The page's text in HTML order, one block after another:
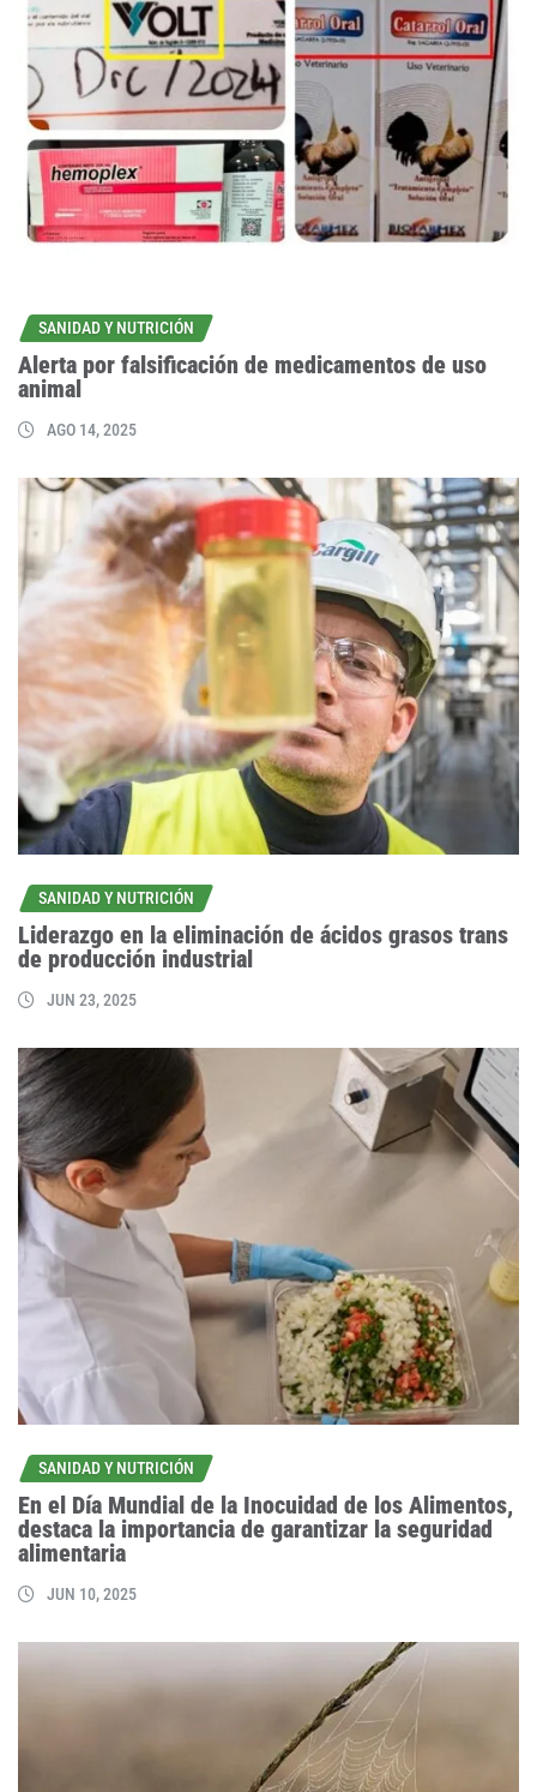
SANIDAD Y NUTRICIÓN
Alerta por falsificación de medicamentos de uso
animal
AGO 14, 2025
SANIDAD Y NUTRICIÓN
Liderazgo en la eliminación de ácidos grasos trans
de producción industrial
JUN 23, 2025
SANIDAD Y NUTRICIÓN
En el Día Mundial de la Inocuidad de los Alimentos,
destaca la importancia de garantizar la seguridad
alimentaria
JUN 10, 2025